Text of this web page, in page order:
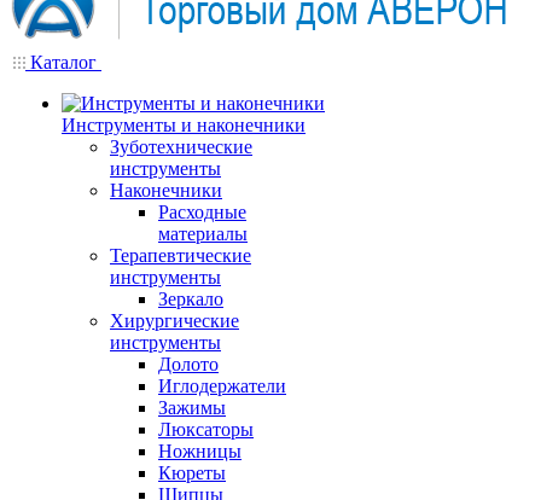
Каталог
Инструменты и наконечники
Зуботехнические
инструменты
Наконечники
Расходные
материалы
Терапевтические
инструменты
Зеркало
Хирургические
инструменты
Долото
Иглодержатели
Зажимы
Люксаторы
Ножницы
Кюреты
Шипцы